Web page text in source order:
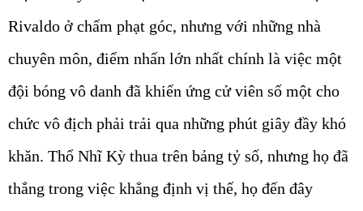
Rivaldo ở chấm phạt góc, nhưng với những nhà
chuyên môn, điểm nhấn lớn nhất chính là việc một
đội bóng vô danh đã khiến ứng cử viên số một cho
chức vô địch phải trải qua những phút giây đầy khó
khăn. Thổ Nhĩ Kỳ thua trên bảng tỷ số, nhưng họ đã
thắng trong việc khẳng định vị thế, họ đến đây